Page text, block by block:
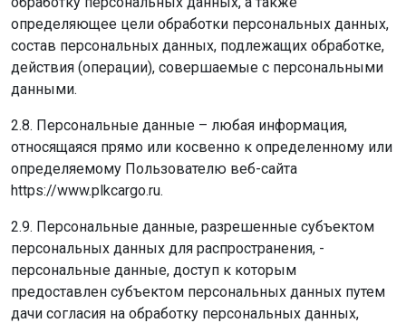
определяющее цели обработки персональных данных,
состав персональных данных, подлежащих обработке,
действия (операции), совершаемые с персональными
данными.
2.8. Персональные данные – любая информация,
относящаяся прямо или косвенно к определенному или
определяемому Пользователю веб-сайта
https://www.plkcargo.ru.
2.9. Персональные данные, разрешенные субъектом
персональных данных для распространения, -
персональные данные, доступ к которым
предоставлен субъектом персональных данных путем
дачи согласия на обработку персональных данных,